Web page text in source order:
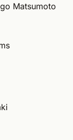
Matsumoto